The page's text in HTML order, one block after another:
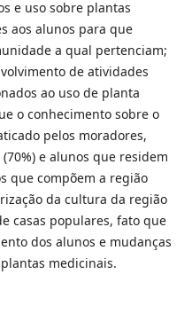
e uso sobre plantas
aos alunos para que
a qual pertenciam;
de atividades
ao uso de planta
o conhecimento sobre o
pelos moradores,
e alunos que residem
que compõem a região
da cultura da região
casas populares, fato que
dos alunos e mudanças
medicinais.